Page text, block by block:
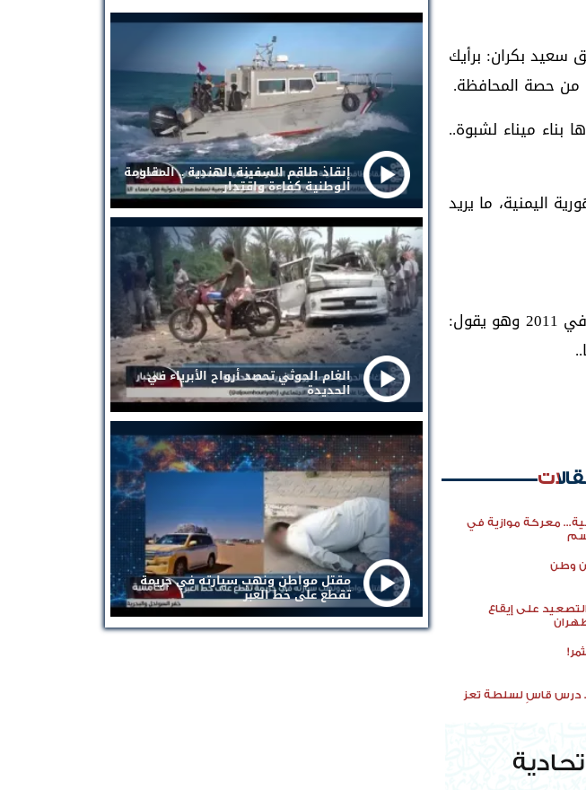
بكران: برأيك
من حصة المحافظة.
بناء ميناء لشبوة..
اليمنية، ما يريد
أقسم لكم بالله أني سمعت علي عبدالله صالح بعد انشقاق علي محسن بأيام في 2011 وهو يقول:
معركة موازية في
وطن
على إيقاع
درس قاسٍ لسلطة تعز
إنقاذ طاقم السفينة الهندية .. المقاومة
الوطنية كفاءة واقتدار
الغام الحوثي تحصد أرواح الأبرياء في
الحديدة
مقتل مواطن ونهب سيارته في جريمة
تقطع على خط العبر